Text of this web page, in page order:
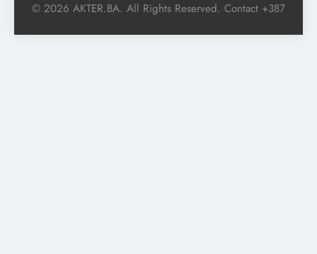
© 2026 AKTER.BA. All Rights Reserved. Contact +387